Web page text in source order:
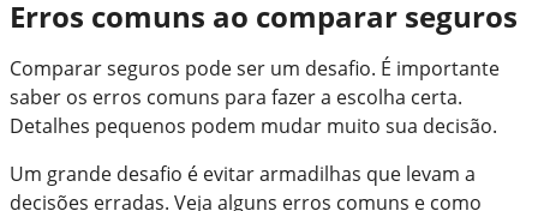
Erros comuns ao comparar seguros
Comparar seguros pode ser um desafio. É importante
saber os erros comuns para fazer a escolha certa.
Detalhes pequenos podem mudar muito sua decisão.
Um grande desafio é evitar armadilhas que levam a
decisões erradas. Veja alguns erros comuns e como